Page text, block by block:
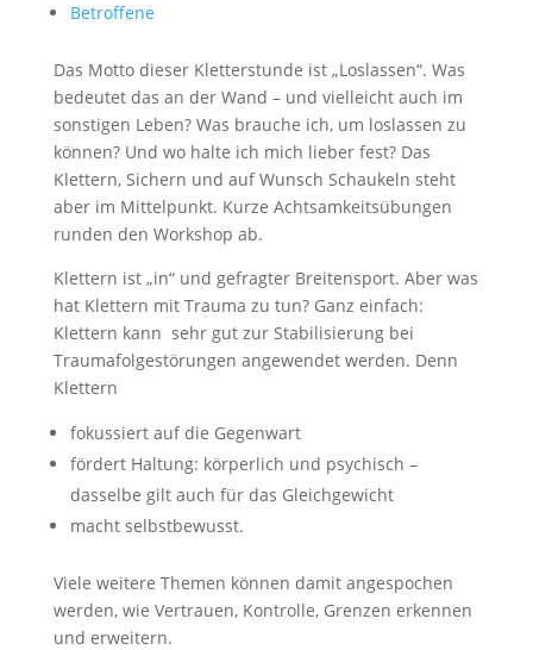
Betroffene
Das Motto dieser Kletterstunde ist „Loslassen“. Was
bedeutet das an der Wand – und vielleicht auch im
sonstigen Leben? Was brauche ich, um loslassen zu
können? Und wo halte ich mich lieber fest? Das
Klettern, Sichern und auf Wunsch Schaukeln steht
aber im Mittelpunkt. Kurze Achtsamkeitsübungen
runden den Workshop ab.
Klettern ist „in“ und gefragter Breitensport. Aber was
hat Klettern mit Trauma zu tun? Ganz einfach:
Klettern kann sehr gut zur Stabilisierung bei
Traumafolgestörungen angewendet werden. Denn
Klettern
fokussiert auf die Gegenwart
fördert Haltung: körperlich und psychisch –
dasselbe gilt auch für das Gleichgewicht
macht selbstbewusst.
Viele weitere Themen können damit angespochen
werden, wie Vertrauen, Kontrolle, Grenzen erkennen
und erweitern.